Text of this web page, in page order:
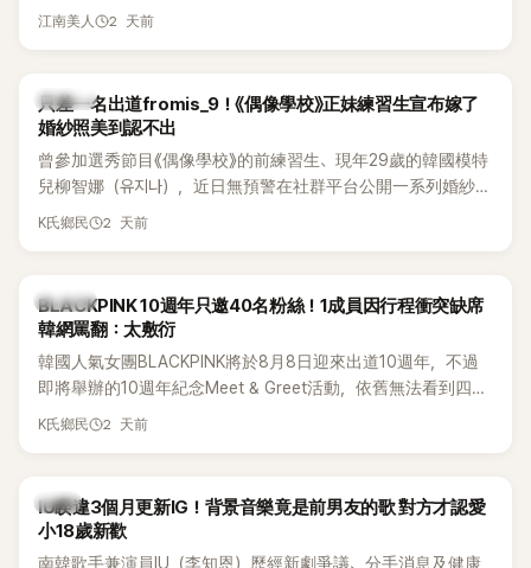
起踏上瑞士之旅，也讓粉絲紛紛好奇：「他們到底是怎麼認識
江南美人 2 天前
K-POP
只差一名出道fromis_9！《偶像學校》正妹練習生宣布嫁了
婚紗照美到認不出
曾參加選秀節目《偶像學校》的前練習生、現年29歲的韓國模特
兒柳智娜（유지나），近日無預警在社群平台公開一系列婚紗
照，親自宣布即將步入婚姻，消息曝光後讓不少曾追看節目的
K氏鄉民 2 天前
K-POP
BLACKPINK 10週年只邀40名粉絲！1成員因行程衝突缺席
韓網罵翻：太敷衍
韓國人氣女團BLACKPINK將於8月8日迎來出道10週年，不過
即將舉辦的10週年紀念Meet & Greet活動，依舊無法看到四人
合體。根據韓媒《MyDaily》7日報導，當天將由Jisoo（智秀）、
K氏鄉民 2 天前
韓星
IU睽違3個月更新IG！背景音樂竟是前男友的歌 對方才認愛
小18歲新歡
南韓歌手兼演員IU（李知恩）歷經新劇爭議、分手消息及健康